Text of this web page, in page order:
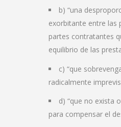
b) “una
exorbitante entre las
partes contratantes
equilibrio de las
c) “que
radicalmente
d) “que no exista
para compensar el